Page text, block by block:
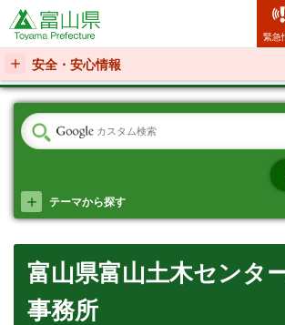
富山県
緊急
安全・安心情報
テーマから探す
富山県富山土木センタ
事務所